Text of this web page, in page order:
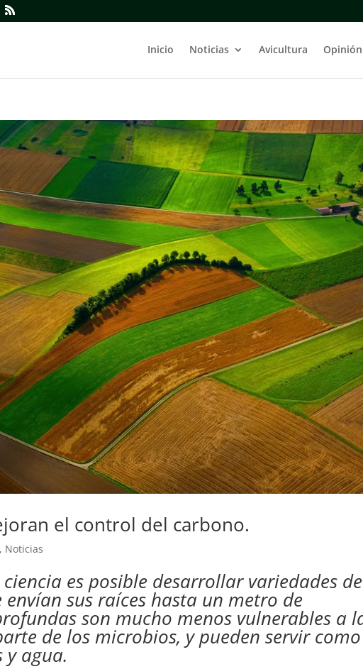
Inicio Noticias Avicultura Opinión
el control del carbono.
, Noticias
es posible desarrollar variedades de
sus raíces hasta un metro de
son mucho menos vulnerables a
de los microbios, y pueden servir como
y agua.